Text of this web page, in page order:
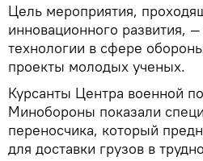
Цель мероприятия,
инновационного развития,
технологии в сфере
проекты молодых ученых.
Курсанты Центра военной
Минобороны показали
переносчика, который
для доставки грузов в